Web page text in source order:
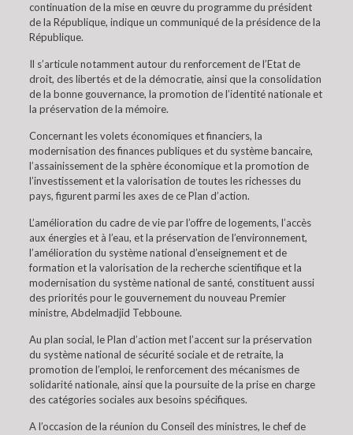
continuation de la mise en œuvre du programme du président
de la République, indique un communiqué de la présidence de la
République.
Il s’articule notamment autour du renforcement de l’Etat de
droit, des libertés et de la démocratie, ainsi que la consolidation
de la bonne gouvernance, la promotion de l’identité nationale et
la préservation de la mémoire.
Concernant les volets économiques et financiers, la
modernisation des finances publiques et du système bancaire,
l’assainissement de la sphère économique et la promotion de
l’investissement et la valorisation de toutes les richesses du
pays, figurent parmi les axes de ce Plan d’action.
L’amélioration du cadre de vie par l’offre de logements, l’accès
aux énergies et à l’eau, et la préservation de l’environnement,
l’amélioration du système national d’enseignement et de
formation et la valorisation de la recherche scientifique et la
modernisation du système national de santé, constituent aussi
des priorités pour le gouvernement du nouveau Premier
ministre, Abdelmadjid Tebboune.
Au plan social, le Plan d’action met l’accent sur la préservation
du système national de sécurité sociale et de retraite, la
promotion de l’emploi, le renforcement des mécanismes de
solidarité nationale, ainsi que la poursuite de la prise en charge
des catégories sociales aux besoins spécifiques.
A l’occasion de la réunion du Conseil des ministres, le chef de